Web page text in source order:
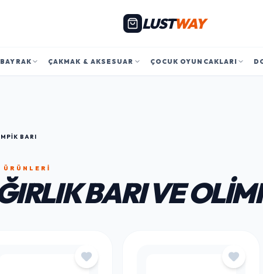
LUSTWAY
BAYRAK ÇAKMAK & AKSESUAR ÇOCUK OYUNCAKLARI
BARI
ÜRÜNLERI
BARI VE